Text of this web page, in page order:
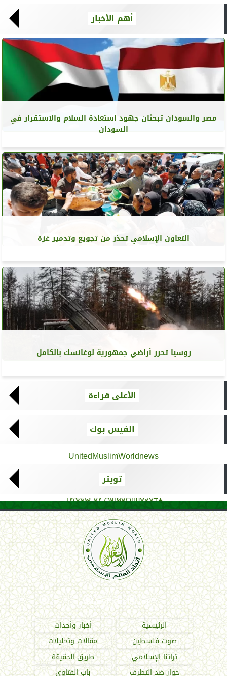
أهم الأخبار
مصر والسودان تبحثان جهود استعادة السلام والاستقرار في
السودان
التعاون الإسلامي تحذر من تجويع وتدمير غزة
روسيا تحرر أراضي جمهورية لوغانسك بالكامل
الأعلى قراءة
الفيس بوك
UnitedMuslimWorldnews
تويتر
Tweets by AthadAlm69641
اتحاد العالم الإسلامي
الرئيسية
أخبار وأحداث
صوت فلسطين
مقالات وتحليلات
تراثنا الإسلامي
طريق الحقيقة
حوار ضد التطرف
باب الفتاوى